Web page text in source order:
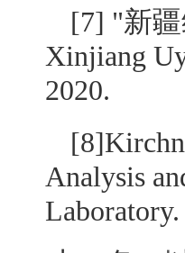
[7] "新
Xinjiang
2020.
Analysis